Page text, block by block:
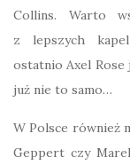
Collins. Warto
z lepszych
ostatnio Axel Rose
już nie to samo…
W Polsce również
Geppert czy